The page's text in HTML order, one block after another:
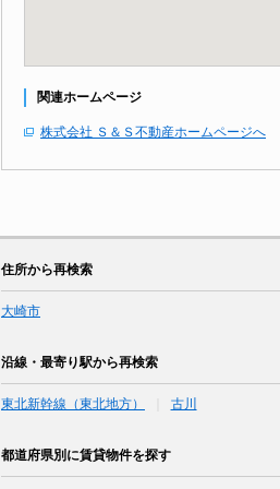
関連ホームページ
株式会社 Ｓ＆Ｓ不動産ホームページへ
住所から再検索
大崎市
沿線・最寄り駅から再検索
東北新幹線（東北地方） 古川
都道府県別に賃貸物件を探す